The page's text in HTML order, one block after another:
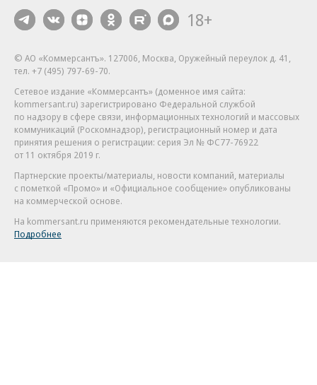
18+
© АО «Коммерсантъ». 127006, Москва, Оружейный переулок д. 41,
тел. +7 (495) 797-69-70.
Сетевое издание «Коммерсантъ» (доменное имя сайта:
kommersant.ru) зарегистрировано Федеральной службой
по надзору в сфере связи, информационных технологий и массовых
коммуникаций (Роскомнадзор), регистрационный номер и дата
принятия решения о регистрации: серия Эл № ФС77-76922
от 11 октября 2019 г.
Партнерские проекты/материалы, новости компаний, материалы
с пометкой «Промо» и «Официальное сообщение» опубликованы
на коммерческой основе.
На kommersant.ru применяются рекомендательные технологии.
Подробнее